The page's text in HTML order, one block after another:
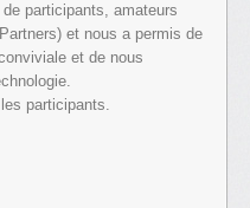
participants, amateurs
et nous a permis de
et de nous
participants.